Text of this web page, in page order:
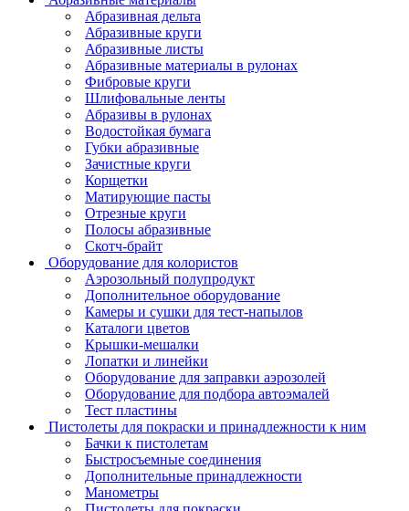
Абразивная дельта
Абразивные круги
Абразивные листы
Абразивные материалы в рулонах
Фибровые круги
Шлифовальные ленты
Абразивы в рулонах
Водостойкая бумага
Губки абразивные
Зачистные круги
Корщетки
Матирующие пасты
Отрезные круги
Полосы абразивные
Скотч-брайт
Оборудование для колористов
Аэрозольный полупродукт
Дополнительное оборудование
Камеры и сушки для тест-напылов
Каталоги цветов
Крышки-мешалки
Лопатки и линейки
Оборудование для заправки аэрозолей
Оборудование для подбора автоэмалей
Тест пластины
Пистолеты для покраски и принадлежности к ним
Бачки к пистолетам
Быстросъемные соединения
Дополнительные принадлежности
Манометры